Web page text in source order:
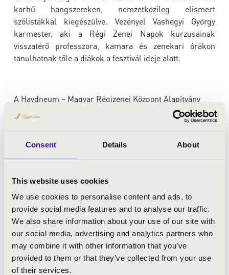
Consent Details About
This website uses cookies
We use cookies to personalise content and ads, to
provide social media features and to analyse our traffic.
We also share information about your use of our site with
our social media, advertising and analytics partners who
may combine it with other information that you’ve
provided to them or that they’ve collected from your use
of their services.
korhű hangszereken, nemzetközileg elismert
szólistákkal kiegészülve. Vezényel Vashegyi György
karmester, aki a Régi Zenei Napok kurzusainak
visszatérő professzora, kamara és zenekari órákon
tanulhatnak tőle a diákok a fesztivál ideje alatt.
A Haydneum – Magyar Régizenei Központ Alapítvány
működését a Miniszterelnökség és a Bethlen Gábor
ELŐADÓK:
Orfeo Zenekar és Purcell Kórus
Hasnaa Bennani - dessus
Szutrély Katalin
- dessus
Nicholas Scott- haute-contre
Fabien Hyon- taille
Thomas Dolié